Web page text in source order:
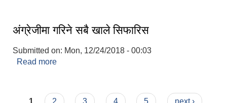
अंग्रेजीमा गरिने सबै खाले सिफारिस
Submitted on: Mon, 12/24/2018 - 00:03
Read more